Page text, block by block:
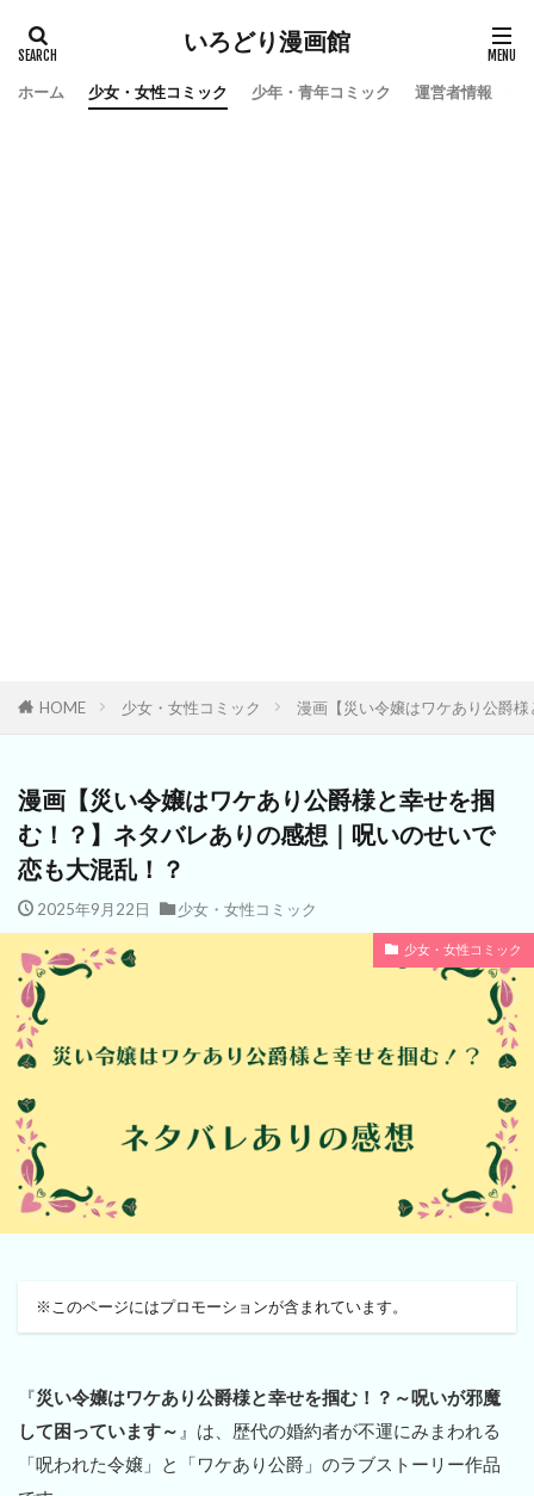
いろどり漫画館
ホーム 少女・女性コミック 少年・青年コミック 運営者情報
HOME 少女・女性コミック 漫画【災い令嬢はワケあり公爵
漫画【災い令嬢はワケあり公爵様と幸せを掴
む！？】ネタバレありの感想｜呪いのせいで
恋も大混乱！？
2025年9月22日 少女・女性コミック
少女・女性コミック
※このページにはプロモーションが含まれています。
『災い令嬢はワケあり公爵様と幸せを掴む！？～呪いが邪魔
して困っています～ 』は、歴代の婚約者が不運にみまわれる
「呪われた令嬢」と「ワケあり公爵」のラブストーリー作品